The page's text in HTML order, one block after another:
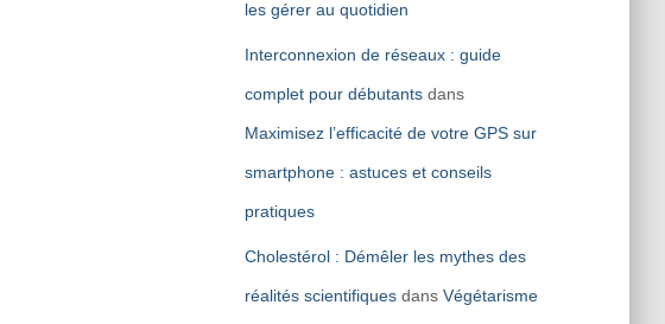
les gérer au quotidien
Interconnexion de réseaux : guide
complet pour débutantsdans
Maximisez l’efficacité de votre GPS sur
smartphone : astuces et conseils
pratiques
Cholestérol : Démêler les mythes des
réalités scientifiquesdans Végétarisme